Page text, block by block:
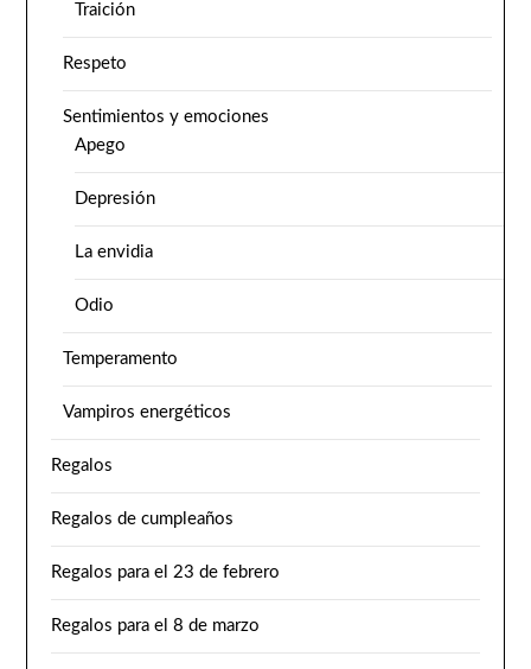
Traición
Respeto
Sentimientos y emociones
Apego
Depresión
La envidia
Odio
Temperamento
Vampiros energéticos
Regalos
Regalos de cumpleaños
Regalos para el 23 de febrero
Regalos para el 8 de marzo